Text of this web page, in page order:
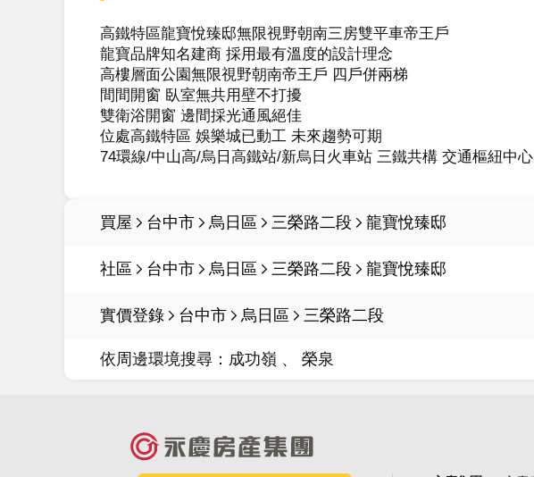
高鐵特區龍寶悅臻邸無限視野朝南三房雙平車帝王戶
龍寶品牌知名建商 採用最有溫度的設計理念
高樓層面公園無限視野朝南帝王戶 四戶併兩梯
間間開窗 臥室無共用壁不打擾
雙衛浴開窗 邊間採光通風絕佳
位處高鐵特區 娛樂城已動工 未來趨勢可期
74環線/中山高/烏日高鐵站/新烏日火車站 三鐵共構 交通樞紐中心
買屋 台中市 烏日區 三榮路二段 龍寶悅臻邸
社區 台中市 烏日區 三榮路二段 龍寶悅臻邸
實價登錄 台中市 烏日區 三榮路二段
依周邊環境搜尋： 成功嶺 榮泉